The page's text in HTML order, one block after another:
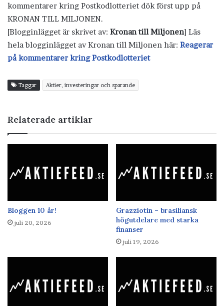
kommentarer kring Postkodlotteriet dök först upp på
KRONAN TILL MILJONEN.
[Blogginlägget är skrivet av: Kronan till Miljonen] Läs
hela blogginlägget av Kronan till Miljonen här: Reagerar
på kommentarer kring Postkodlotteriet
Taggar Aktier, investeringar och sparande
Relaterade artiklar
Bloggen 10 år!
juli 20, 2026
Grazziotin – brasiliansk
högutdelare med starka
finanser
juli 19, 2026